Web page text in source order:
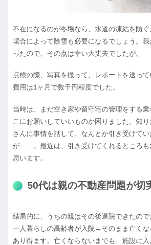
不在になるのが冬場なら、水道の凍結を防ぐ
場合によって除雪も必要になるでしょう。
ったので、その点は幸い大丈夫でしたが。
点検の際、写真を撮って、レポートを送って
費用は1ヶ月で数千円程度でした。
当時は、まだ空き家や留守宅の管理をする
こにお願いしていいものか困りました。知
さんに事情を話して、なんとか引き受けて
が……。最近は、引き受けてくれるところも
思います。
50代は親の不動産問題が切
結果的に、うちの親はその後退院できたので
一人暮らしの高齢者が入院→そのまま亡くな
あり得ます。亡くならないまでも、施設に